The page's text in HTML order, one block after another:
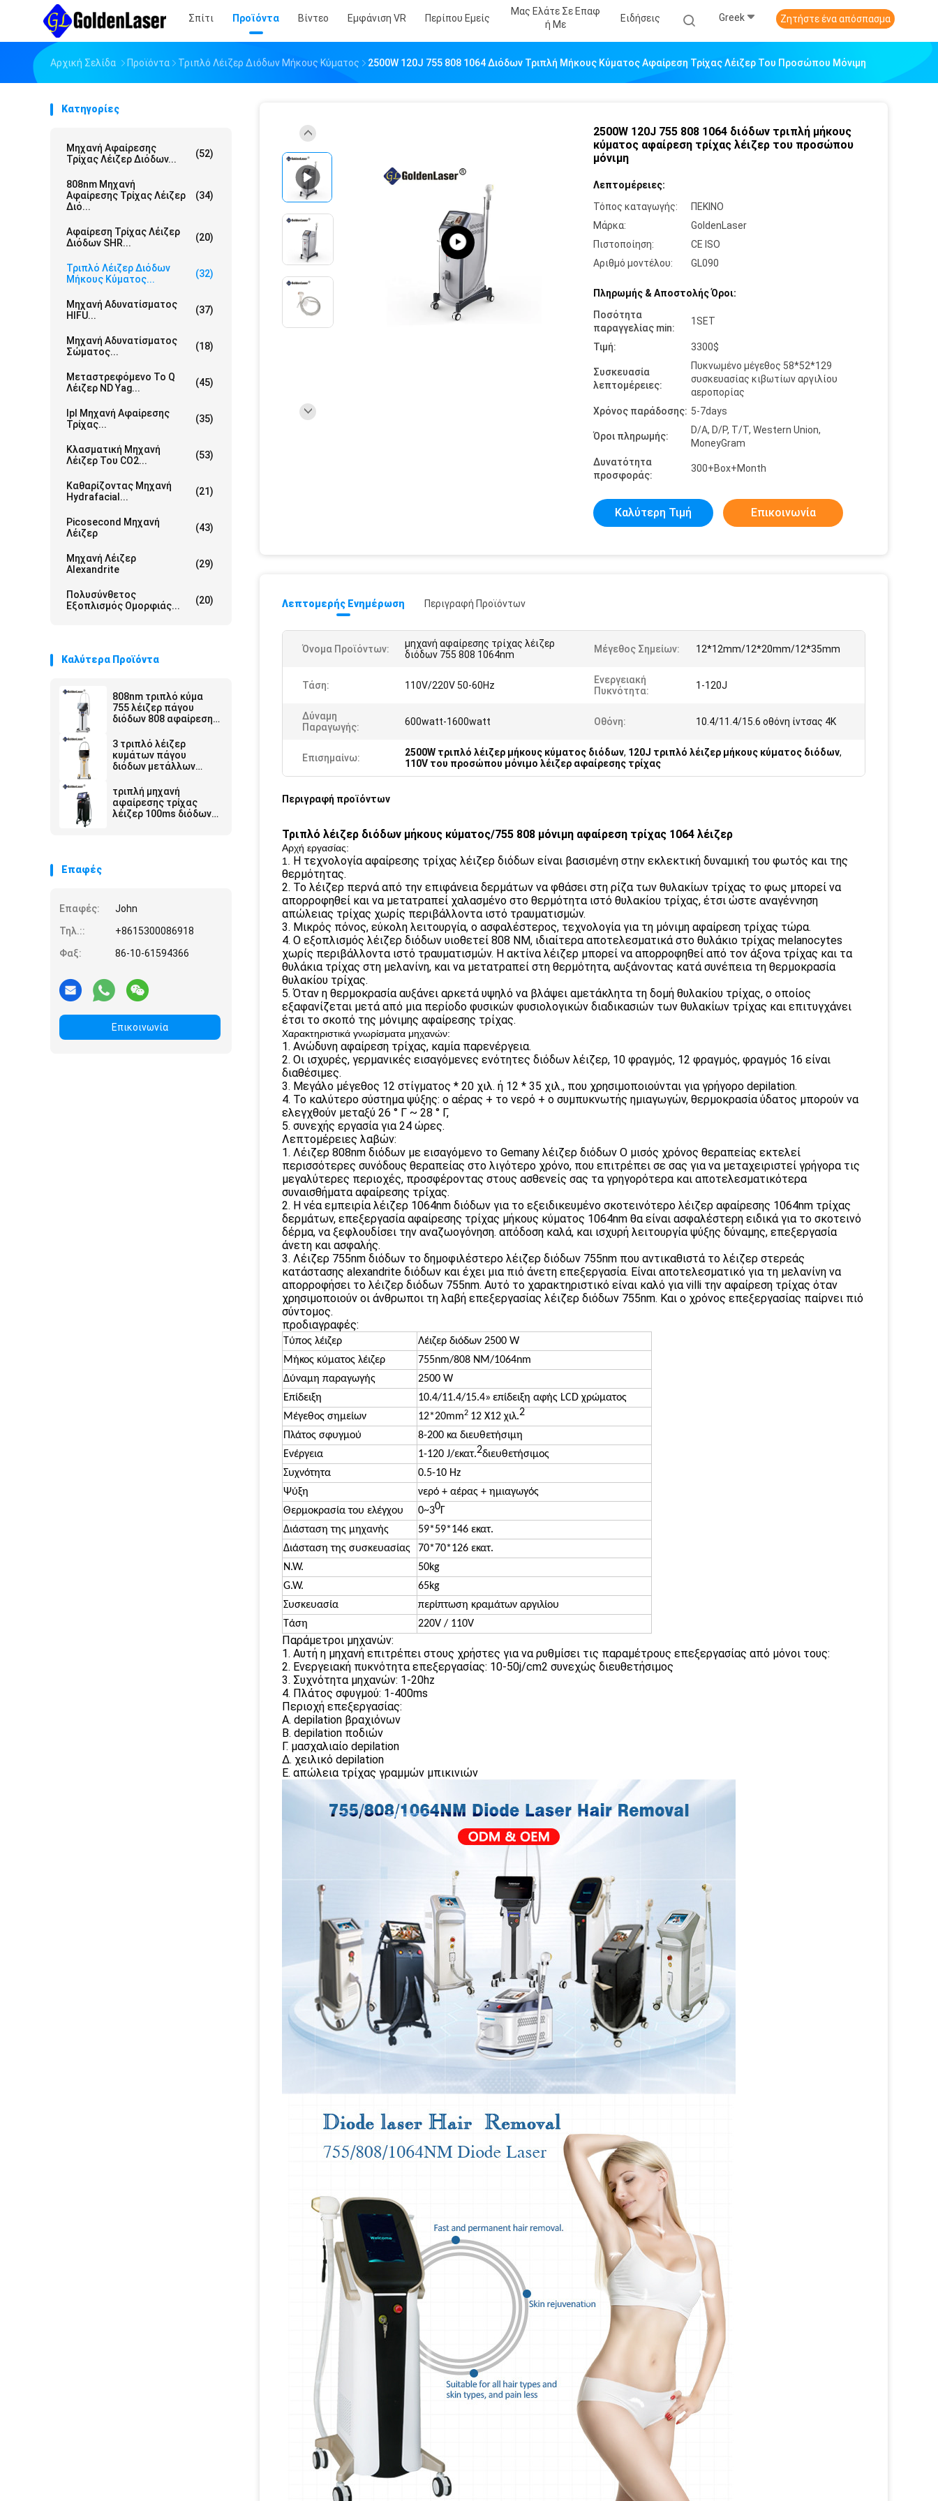
Σπίτι Προϊόντα Βίντεο Εμφάνιση VR Περίπου Εμείς
Μας Ελάτε Σε Επαφ
Ή Με
Ειδήσεις Greek Ζητήστε ένα απόσπασμα
Αρχική Σελίδα Προϊόντα Τριπλό Λέιζερ Διόδων Μήκους Κύματος 2500W 120J 755 808 1064 Διόδων Τριπλή Μήκους Κύματος Αφαίρεση Τρίχας Λέιζερ Του Προσώπου Μόνιμη
Κατηγορίες
Μηχανή Αφαίρεσης
Τρίχας Λέιζερ Διόδων...
(52)
808nm Μηχανή
Αφαίρεσης Τρίχας Λέιζερ
Διό...
(34)
Αφαίρεση Τρίχας Λέιζερ
Διόδων SHR...
(20)
Τριπλό Λέιζερ Διόδων
Μήκους Κύματος...
(32)
Μηχανή Αδυνατίσματος
HIFU...
(37)
Μηχανή Αδυνατίσματος
Σώματος...
(18)
Μεταστρεφόμενο Το Q
Λέιζερ ND Yag...
(45)
Ipl Μηχανή Αφαίρεσης
Τρίχας...
(35)
Κλασματική Μηχανή
Λέιζερ Του CO2...
(53)
Καθαρίζοντας Μηχανή
Hydrafacial...
(21)
Picosecond Μηχανή
Λέιζερ
(43)
Μηχανή Λέιζερ
Alexandrite
(29)
Πολυσύνθετος
Εξοπλισμός Ομορφιάς...
(20)
Καλύτερα Προϊόντα
808nm τριπλό κύμα
755 λέιζερ πάγου
διόδων 808 αφαίρεση
κύματος 1064nm 3
3 τριπλό λέιζερ
κυμάτων πάγου
διόδων μετάλλων
τρίχας λέιζερ διόδων
μήκους κύματος
τριπλή μηχανή
αφαίρεσης τρίχας
λέιζερ 100ms διόδων
Επαφές
Επαφές:
John
Τηλ.::
+8615300086918
Φαξ:
86-10-61594366
Επικοινωνία
2500W 120J 755 808 1064 διόδων τριπλή μήκους
κύματος αφαίρεση τρίχας λέιζερ του προσώπου
μόνιμη
Λεπτομέρειες:
Τόπος καταγωγής:
ΠΕΚΙΝΟ
Μάρκα:
GoldenLaser
Πιστοποίηση:
CE ISO
Αριθμό μοντέλου:
GL090
Πληρωμής & Αποστολής Όροι:
Ποσότητα
παραγγελίας min:
1SET
Τιμή: 3300$
Συσκευασία
λεπτομέρειες:
Πυκνωμένο μέγεθος 58*52*129
συσκευασίας κιβωτίων αργιλίου
αεροπορίας
Χρόνος παράδοσης: 5-7days
Όροι πληρωμής:
D/A, D/P, T/T, Western Union,
MoneyGram
Δυνατότητα
προσφοράς:
300+Box+Month
Καλύτερη Τιμή Επικοινωνία
Λεπτομερής Ενημέρωση Περιγραφή Προϊόντων
Όνομα Προϊόντων:
μηχανή αφαίρεσης τρίχας λέιζερ
διόδων 755 808 1064nm
Μέγεθος Σημείων: 12*12mm/12*20mm/12*35mm
Τάση: 110V/220V 50-60Hz
Ενεργειακή
Πυκνότητα:
1-120J
Δύναμη
Παραγωγής:
600watt-1600watt Οθόνη: 10.4/11.4/15.6 οθόνη ίντσας 4K
Επισημαίνω: 2500W τριπλό λέιζερ μήκους κύματος διόδων, 120J τριπλό λέιζερ μήκους κύματος διόδων,
110V του προσώπου μόνιμο λέιζερ αφαίρεσης τρίχας
Περιγραφή προϊόντων
Τριπλό λέιζερ διόδων μήκους κύματος/755 808 μόνιμη αφαίρεση τρίχας 1064 λέιζερ
Αρχή εργασίας:
1. Η τεχνολογία αφαίρεσης τρίχας λέιζερ διόδων είναι βασισμένη στην εκλεκτική δυναμική του φωτός και της
θερμότητας.
2. Το λέιζερ περνά από την επιφάνεια δερμάτων να φθάσει στη ρίζα των θυλακίων τρίχας το φως μπορεί να
απορροφηθεί και να μετατραπεί χαλασμένο στο θερμότητα ιστό θυλακίου τρίχας, έτσι ώστε αναγέννηση
απώλειας τρίχας χωρίς περιβάλλοντα ιστό τραυματισμών.
3. Μικρός πόνος, εύκολη λειτουργία, ο ασφαλέστερος, τεχνολογία για τη μόνιμη αφαίρεση τρίχας τώρα.
4. Ο εξοπλισμός λέιζερ διόδων υιοθετεί 808 NM, ιδιαίτερα αποτελεσματικά στο θυλάκιο τρίχας melanocytes
χωρίς περιβάλλοντα ιστό τραυματισμών. Η ακτίνα λέιζερ μπορεί να απορροφηθεί από τον άξονα τρίχας και τα
θυλάκια τρίχας στη μελανίνη, και να μετατραπεί στη θερμότητα, αυξάνοντας κατά συνέπεια τη θερμοκρασία
θυλακίου τρίχας.
5. Όταν η θερμοκρασία αυξάνει αρκετά υψηλό να βλάψει αμετάκλητα τη δομή θυλακίου τρίχας, ο οποίος
εξαφανίζεται μετά από μια περίοδο φυσικών φυσιολογικών διαδικασιών των θυλακίων τρίχας και επιτυγχάνει
έτσι το σκοπό της μόνιμης αφαίρεσης τρίχας.
Χαρακτηριστικά γνωρίσματα μηχανών:
1. Ανώδυνη αφαίρεση τρίχας, καμία παρενέργεια.
2. Οι ισχυρές, γερμανικές εισαγόμενες ενότητες διόδων λέιζερ, 10 φραγμός, 12 φραγμός, φραγμός 16 είναι
διαθέσιμες.
3. Μεγάλο μέγεθος 12 στίγματος * 20 χιλ. ή 12 * 35 χιλ., που χρησιμοποιούνται για γρήγορο depilation.
4. Το καλύτερο σύστημα ψύξης: ο αέρας + το νερό + ο συμπυκνωτής ημιαγωγών, θερμοκρασία ύδατος μπορούν να
ελεγχθούν μεταξύ 26 ° Γ ~ 28 ° Γ,
5. συνεχής εργασία για 24 ώρες.
Λεπτομέρειες λαβών:
1. Λέιζερ 808nm διόδων με εισαγόμενο το Gemany λέιζερ διόδων Ο μισός χρόνος θεραπείας εκτελεί
περισσότερες συνόδους θεραπείας στο λιγότερο χρόνο, που επιτρέπει σε σας για να μεταχειριστεί γρήγορα τις
μεγαλύτερες περιοχές, προσφέροντας στους ασθενείς σας τα γρηγορότερα και αποτελεσματικότερα
συναισθήματα αφαίρεσης τρίχας.
2. Η νέα εμπειρία λέιζερ 1064nm διόδων για το εξειδικευμένο σκοτεινότερο λέιζερ αφαίρεσης 1064nm τρίχας
δερμάτων, επεξεργασία αφαίρεσης τρίχας μήκους κύματος 1064nm θα είναι ασφαλέστερη ειδικά για το σκοτεινό
δέρμα, να ξεφλουδίσει την αναζωογόνηση. απόδοση καλά, και ισχυρή λειτουργία ψύξης δύναμης, επεξεργασία
άνετη και ασφαλής.
3. Λέιζερ 755nm διόδων το δημοφιλέστερο λέιζερ διόδων 755nm που αντικαθιστά το λέιζερ στερεάς
κατάστασης alexandrite διόδων και έχει μια πιό άνετη επεξεργασία. Είναι αποτελεσματικό για τη μελανίνη να
απορροφήσει το λέιζερ διόδων 755nm. Αυτό το χαρακτηριστικό είναι καλό για villi την αφαίρεση τρίχας όταν
χρησιμοποιούν οι άνθρωποι τη λαβή επεξεργασίας λέιζερ διόδων 755nm. Και ο χρόνος επεξεργασίας παίρνει πιό
σύντομος.
προδιαγραφές:
Τύπος λέιζερ
Λέιζερ διόδων 2500 W
Μήκος κύματος λέιζερ
755nm/808 NM/1064nm
Δύναμη παραγωγής
2500 W
Επίδειξη
10.4/11.4/15.4» επίδειξη αφής LCD χρώματος
Μέγεθος σημείων
12*20mm2 12 X12 χιλ.2
Πλάτος σφυγμού
8-200 κα διευθετήσιμη
Ενέργεια
1-120 J/εκατ.2διευθετήσιμος
Συχνότητα
0.5-10 Hz
Ψύξη
νερό + αέρας + ημιαγωγός
Θερμοκρασία του ελέγχου
0~30Γ
Διάσταση της μηχανής
59*59*146 εκατ.
Διάσταση της συσκευασίας
70*70*126 εκατ.
N.W.
50kg
G.W.
65kg
Συσκευασία
περίπτωση κραμάτων αργιλίου
Τάση
220V / 110V
Παράμετροι μηχανών:
1. Αυτή η μηχανή επιτρέπει στους χρήστες για να ρυθμίσει τις παραμέτρους επεξεργασίας από μόνοι τους:
2. Ενεργειακή πυκνότητα επεξεργασίας: 10-50j/cm2 συνεχώς διευθετήσιμος
3. Συχνότητα μηχανών: 1-20hz
4. Πλάτος σφυγμού: 1-400ms
Περιοχή επεξεργασίας:
Α. depilation βραχιόνων
Β. depilation ποδιών
Γ. μασχαλιαίο depilation
Δ. χειλικό depilation
Ε. απώλεια τρίχας γραμμών μπικινιών